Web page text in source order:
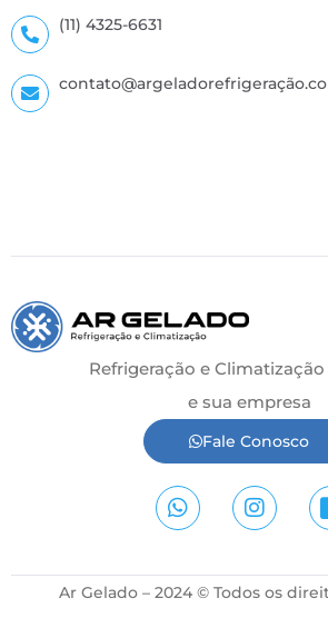
(11) 4325-6631
Refrigeração e
e sua empresa
Fale Conosco
Ar Gelado – 2024 © Todos os